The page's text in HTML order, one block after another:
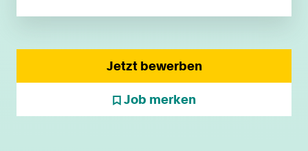
Jetzt bewerben
Job merken